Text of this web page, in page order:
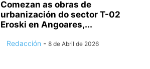
Comezan as obras de
urbanización do sector T-02
Eroski en Angoares,...
Redacción - 8 de Abril de 2026